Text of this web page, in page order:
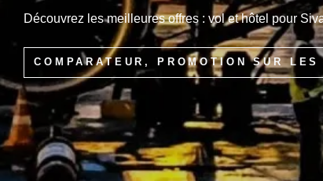
Découvrez les meilleures offres : vol et hôtel pour
COMPARATEUR, PROMOTION SUR